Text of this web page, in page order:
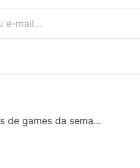
Lançamentos de games da semana: Dying Light The Beast e mais